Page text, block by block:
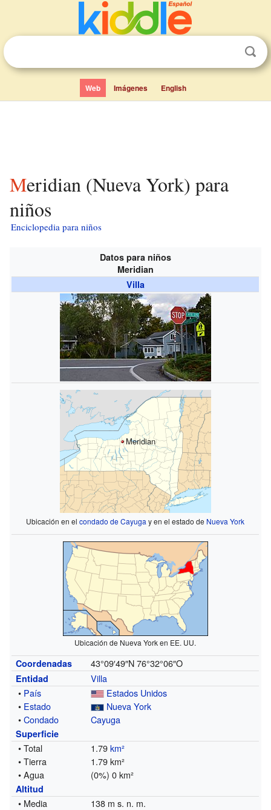
Web Imágenes English
Meridian (Nueva York) para
niños
Enciclopedia para niños
Datos para niños
Meridian
Villa
Meridian
Ubicación en elcondado de Cayuga y en el estado de Nueva York
Ubicación de Nueva York en EE. UU.
Coordenadas 43°09′49″N 76°32°06″O
Entidad
Villa
• País
Estados Unidos
• Estado
Nueva York
•Condado Cayuga
Superficie
• Total 1.79km²
• Tierra
1.79 km²
• Agua
(0%) 0 km²
Altitud
• Media 138 m s. n. m.